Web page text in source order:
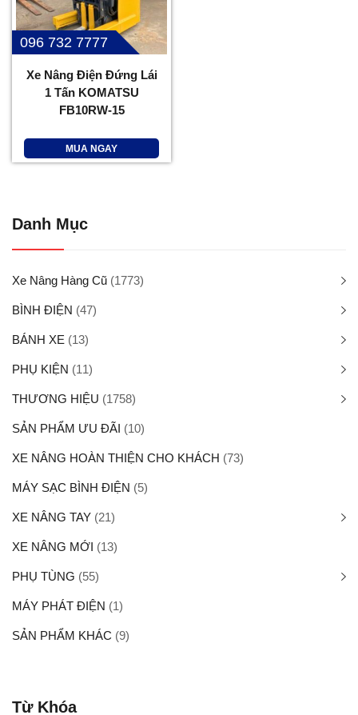
096 732 7777
Xe Nâng Điện Đứng Lái
1 Tấn KOMATSU
FB10RW-15
MUA NGAY
Danh Mục
Xe Nâng Hàng Cũ (1773)
BÌNH ĐIỆN (47)
BÁNH XE (13)
PHỤ KIỆN (11)
THƯƠNG HIỆU (1758)
SẢN PHẨM ƯU ĐÃI (10)
XE NÂNG HOÀN THIỆN CHO KHÁCH (73)
MÁY SẠC BÌNH ĐIỆN (5)
XE NÂNG TAY (21)
XE NÂNG MỚI (13)
PHỤ TÙNG (55)
MÁY PHÁT ĐIỆN (1)
SẢN PHẨM KHÁC (9)
Từ Khóa